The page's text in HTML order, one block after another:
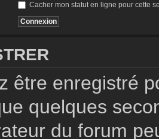
Cacher mon statut en ligne pour cette
être enregistré
quelques
du forum